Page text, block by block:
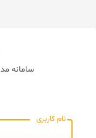
سامانه
نام کاربری